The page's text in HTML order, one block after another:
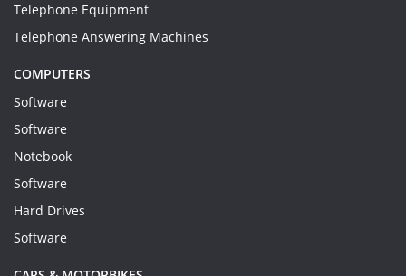
Telephone Equipment
Telephone Answering Machines
COMPUTERS
Software
Software
Notebook
Software
Hard Drives
Software